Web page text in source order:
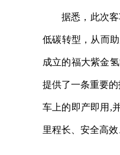
据悉，此次
低碳转型，从而
成立的福大紫金
提供了一条重要
车上的即产即用,
里程长、安全高效